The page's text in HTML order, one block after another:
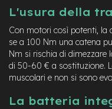
e
-
T
e
k
k
i
g
L'usura della
Con motori così potenti, la
se a 100 Nm una catena
Nm si rischia di dimezzare
di 50-60 € a sostituzione.
muscolari e non si sono
La batteria